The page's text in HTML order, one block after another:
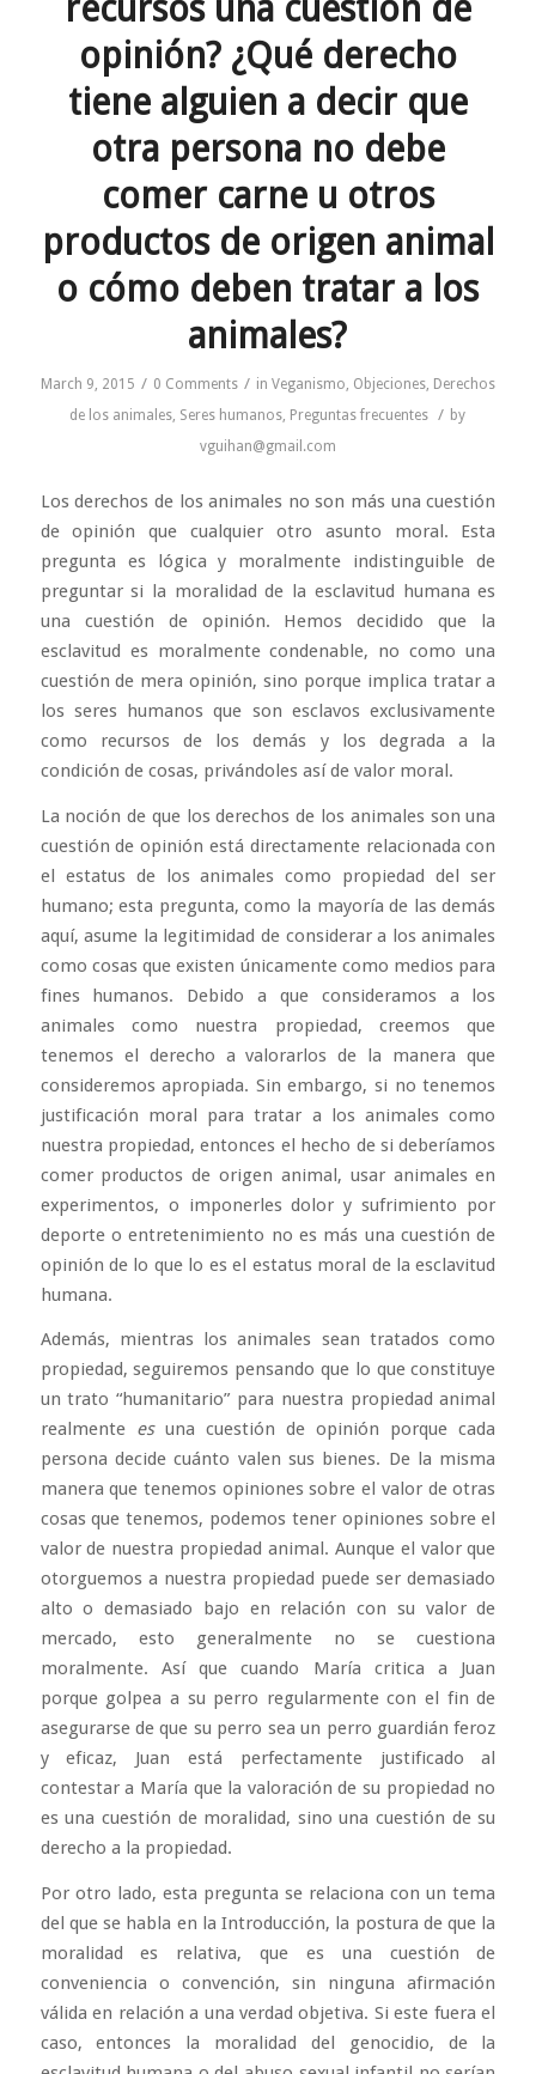
recursos una cuestión de
opinión? ¿Qué derecho
tiene alguien a decir que
otra persona no debe
comer carne u otros
productos de origen animal
o cómo deben tratar a los
animales?
March 9, 2015 / 0 Comments / in Veganismo, Objeciones, Derechos
de los animales, Seres humanos, Preguntas frecuentes / by
vguihan@gmail.com
Los derechos de los animales no son más una cuestión
de opinión que cualquier otro asunto moral. Esta
pregunta es lógica y moralmente indistinguible de
preguntar si la moralidad de la esclavitud humana es
una cuestión de opinión. Hemos decidido que la
esclavitud es moralmente condenable, no como una
cuestión de mera opinión, sino porque implica tratar a
los seres humanos que son esclavos exclusivamente
como recursos de los demás y los degrada a la
condición de cosas, privándoles así de valor moral.
La noción de que los derechos de los animales son una
cuestión de opinión está directamente relacionada con
el estatus de los animales como propiedad del ser
humano; esta pregunta, como la mayoría de las demás
aquí, asume la legitimidad de considerar a los animales
como cosas que existen únicamente como medios para
fines humanos. Debido a que consideramos a los
animales como nuestra propiedad, creemos que
tenemos el derecho a valorarlos de la manera que
consideremos apropiada. Sin embargo, si no tenemos
justificación moral para tratar a los animales como
nuestra propiedad, entonces el hecho de si deberíamos
comer productos de origen animal, usar animales en
experimentos, o imponerles dolor y sufrimiento por
deporte o entretenimiento no es más una cuestión de
opinión de lo que lo es el estatus moral de la esclavitud
humana.
Además, mientras los animales sean tratados como
propiedad, seguiremos pensando que lo que constituye
un trato “humanitario” para nuestra propiedad animal
realmente esuna cuestión de opinión porque cada
persona decide cuánto valen sus bienes. De la misma
manera que tenemos opiniones sobre el valor de otras
cosas que tenemos, podemos tener opiniones sobre el
valor de nuestra propiedad animal. Aunque el valor que
otorguemos a nuestra propiedad puede ser demasiado
alto o demasiado bajo en relación con su valor de
mercado, esto generalmente no se cuestiona
moralmente. Así que cuando María critica a Juan
porque golpea a su perro regularmente con el fin de
asegurarse de que su perro sea un perro guardián feroz
y eficaz, Juan está perfectamente justificado al
contestar a María que la valoración de su propiedad no
es una cuestión de moralidad, sino una cuestión de su
derecho a la propiedad.
Por otro lado, esta pregunta se relaciona con un tema
del que se habla en la Introducción, la postura de que la
moralidad es relativa, que es una cuestión de
conveniencia o convención, sin ninguna afirmación
válida en relación a una verdad objetiva. Si este fuera el
caso, entonces la moralidad del genocidio, de la